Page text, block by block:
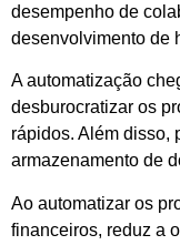
desempenho de
desenvolvimento de
A automatização
desburocratizar os
rápidos. Além disso,
armazenamento de
Ao automatizar os
financeiros, reduz a